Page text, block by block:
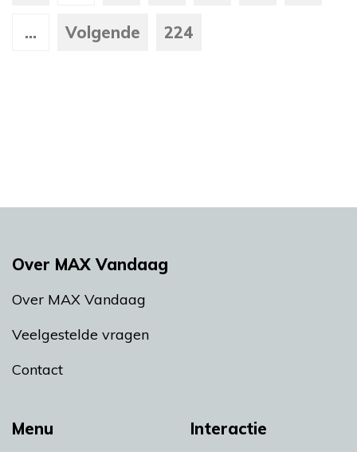
... Volgende 224
Menu Interactie
Over MAX Vandaag
Over MAX Vandaag
Veelgestelde vragen
Contact